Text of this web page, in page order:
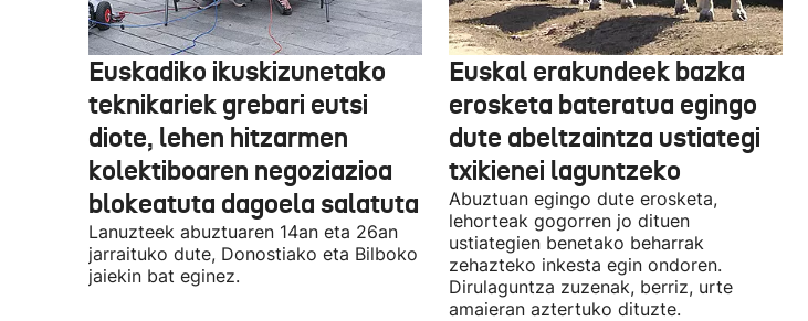
Euskadiko ikuskizunetako
teknikariek grebari eutsi
diote, lehen hitzarmen
kolektiboaren negoziazioa
blokeatuta dagoela salatuta
Lanuzteek abuztuaren 14an eta 26an
jarraituko dute, Donostiako eta Bilboko
jaiekin bat eginez.
Euskal erakundeek bazka
erosketa bateratua egingo
dute abeltzaintza ustiategi
txikienei laguntzeko
Abuztuan egingo dute erosketa,
lehorteak gogorren jo dituen
ustiategien benetako beharrak
zehazteko inkesta egin ondoren.
Dirulaguntza zuzenak, berriz, urte
amaieran aztertuko dituzte.